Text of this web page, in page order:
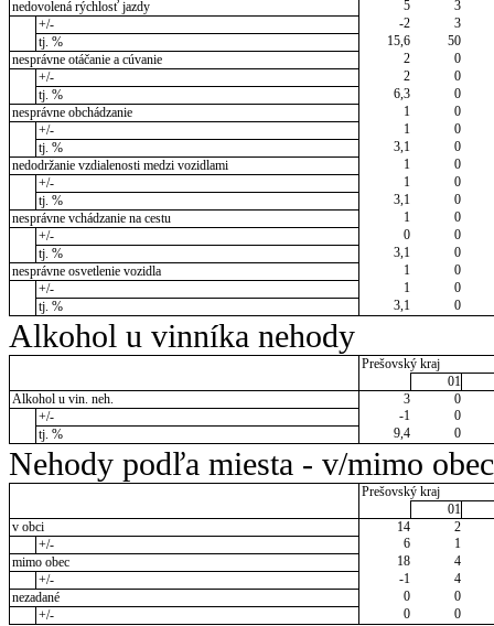
nedovolená rýchlosť jazdy
5
3
+/-
-2
3
tj. %
15,6
50
nesprávne otáčanie a cúvanie
2
0
+/-
2
0
tj. %
6,3
0
nesprávne obchádzanie
1
0
+/-
1
0
tj. %
3,1
0
nedodržanie vzdialenosti medzi vozidlami
1
0
+/-
1
0
tj. %
3,1
0
nesprávne vchádzanie na cestu
1
0
+/-
0
0
tj. %
3,1
0
nesprávne osvetlenie vozidla
1
0
+/-
1
0
tj. %
3,1 0
Alkohol u vinníka nehody
Prešovský kraj
01
Alkohol u vin. neh.
3
0
+/-
-1
0
tj. %
9,4 0
Nehody podľa miesta - v/mimo obec
Prešovský kraj
01
v obci
14
2
+/-
6
1
mimo obec
18
4
+/-
-1
4
nezadané
0
0
+/-
0 0